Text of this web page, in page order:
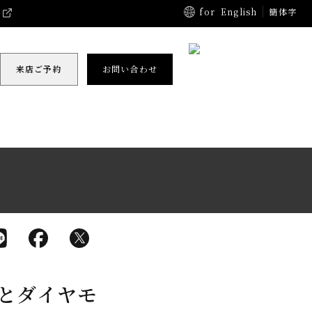
for English 簡体字
来店ご予約 お問い合わせ
ダイヤモ